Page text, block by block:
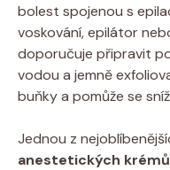
bolest ​spojenou s‍
voskování, epilátor
doporučuje ⁣připravit
vodou a jemně
buňky⁤ a pomůže se
Jednou z
anestetických ‌krémů